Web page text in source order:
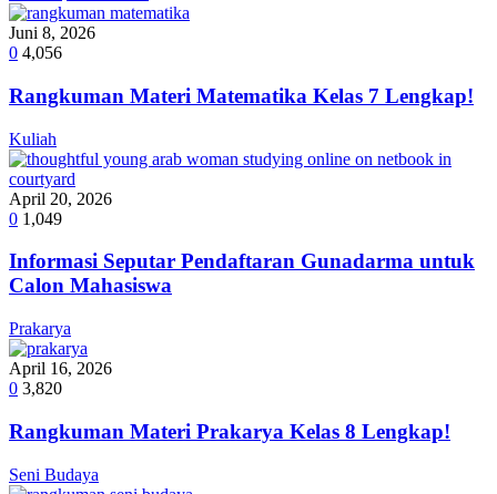
Juni 8, 2026
0 4,056
Rangkuman Materi Matematika Kelas 7 Lengkap!
Kuliah
April 20, 2026
0 1,049
Informasi Seputar Pendaftaran Gunadarma untuk
Calon Mahasiswa
Prakarya
April 16, 2026
0 3,820
Rangkuman Materi Prakarya Kelas 8 Lengkap!
Seni Budaya